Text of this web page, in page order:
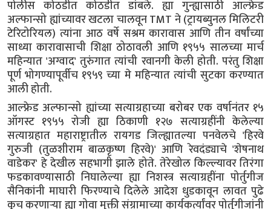
पोलीस कोठडीत कोठडीत डांबले. ह्या गुन्ह्यासाठी आल्फ्रेड
अल्फान्सो ह्यांच्यावर खटला चालवून TMT ने (ट्रायब्युनल मिलिटरी
टेरिटोरियल) त्यांना आठ वर्षे सश्रम कारावास आणि तीन वर्षांच्या
साध्या कारावासाची शिक्षा ठोठावली आणि १९५५ सालच्या मार्च
महिन्यात 'अग्वाद' तुरुंगात त्यांची रवानगी केली होती. परंतु शिक्षा
पूर्ण भोगण्यापूर्वीच १९५९ च्या मे महिन्यात त्यांची सुटका करण्यात
आली होती.
आल्फ्रेड अल्फान्सो ह्यांच्या सत्याग्रहाच्या बरोबर एक वर्षानंतर १५
ऑगस्ट १९५५ रोजी ह्या ठिकाणी १२७ सत्याग्रहींनी केलेल्या
सत्याग्रहात महाराष्ट्रातील रायगड जिल्ह्यातल्या पनवेलचे 'हिरवे
गुरुजी (तुळशीराम बाळकृष्ण हिरवे)' आणि रेवदंड्याचे 'शेषनाथ
वाडेकर' हे देखील सहभागी झाले होते. तेरेखोल किल्ल्यावर तिरंगा
फडकावण्यासाठी निघालेल्या ह्या निशस्त्र सत्याग्रहींना पोर्तुगीज
सैनिकांनी माघारी फिरण्याचे दिलेले आदेश धुडकावून लावत पुढे
कूच करणाऱ्या ह्या गोवा मुक्ती संग्रामाच्या कार्यकर्त्यांवर पोर्तुगीजांनी